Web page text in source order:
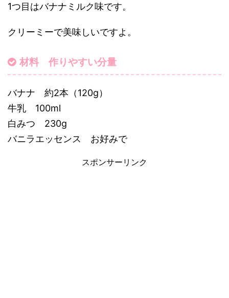
1つ目はバナナミルク味です。
クリーミーで美味しいですよ。
材料 作りやすい分量
バナナ 約2本（120g）
牛乳 100ml
白みつ 230g
バニラエッセンス お好みで
スポンサーリンク